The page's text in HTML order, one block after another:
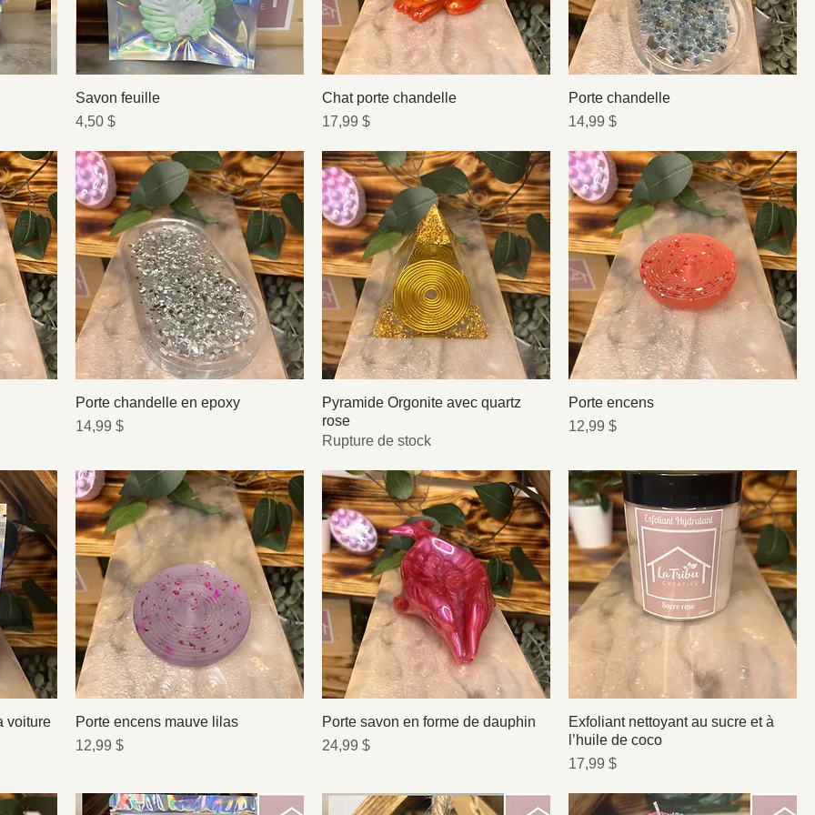
Savon feuille
Prix
4,50 $
Chat porte chandelle
Prix
17,99 $
Porte chandelle
Prix
14,99 $
Porte chandelle en epoxy
Prix
14,99 $
Pyramide Orgonite avec quartz
rose
Rupture de stock
Porte encens
Prix
12,99 $
voiture
Porte encens mauve lilas
Prix
12,99 $
Porte savon en forme de dauphin
Prix
24,99 $
Exfoliant nettoyant au sucre et à
l’huile de coco
Prix
17,99 $